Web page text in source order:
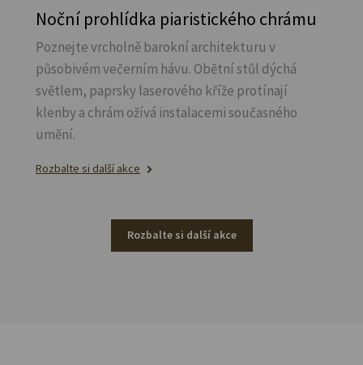
Noční prohlídka piaristického chrámu
Poznejte vrcholně barokní architekturu v
působivém večerním hávu. Obětní stůl dýchá
světlem, paprsky laserového kříže protínají
klenby a chrám ožívá instalacemi současného
umění.
Rozbalte si další akce
Rozbalte si další akce